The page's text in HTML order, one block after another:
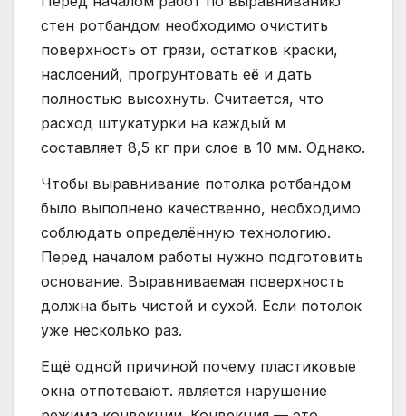
стен ротбандом необходимо очистить
поверхность от грязи, остатков краски,
наслоений, прогрунтовать её и дать
полностью высохнуть. Считается, что
расход штукатурки на каждый м
составляет 8,5 кг при слое в 10 мм. Однако.
Чтобы выравнивание потолка ротбандом
было выполнено качественно, необходимо
соблюдать определённую технологию.
Перед началом работы нужно подготовить
основание. Выравниваемая поверхность
должна быть чистой и сухой. Если потолок
уже несколько раз.
Ещё одной причиной почему пластиковые
окна отпотевают. является нарушение